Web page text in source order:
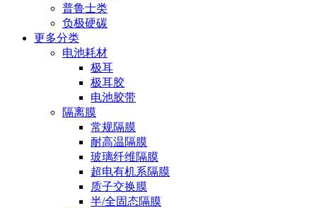
普鲁士类
负极硬碳
更多分类
电池耗材
极耳
极耳胶
电池胶带
隔离膜
常规隔膜
耐高温隔膜
玻璃纤维隔膜
超电有机系隔膜
质子交换膜
半/全固态隔膜